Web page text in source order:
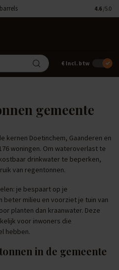
4.6 /5.0
€ Incl. btw
gemeente
kernen Doetinchem, Gaanderen en
woningen. Om wateroverlast te
drinkwater te beperken,
van regentonnen.
je bespaart op je
beter milieu en voorziet je tuin van
planten dan kraanwater. Deze
voor inwoners die
hebben.
in de gemeente